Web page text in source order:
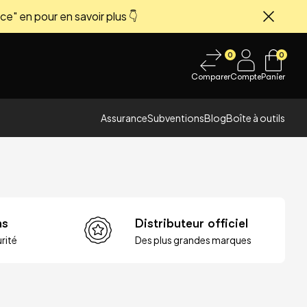
en pour en savoir plus 👇
0
ComparerCompte
0
Panier
AssuranceSubventionsBlogBoîte à outils
Distributeur officiel
Des plus grandes marques